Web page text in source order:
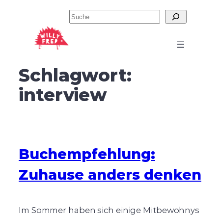
springen
Suchen
Schlagwort:
interview
Buchempfehlung:
Zuhause anders denken
Im Sommer haben sich einige Mitbewohnys